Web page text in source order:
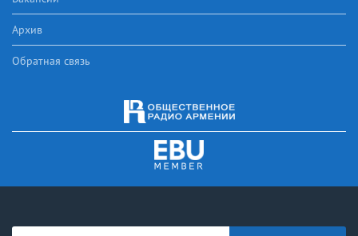
Архив
Обратная связь